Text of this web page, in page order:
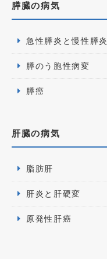
膵臓の病気
急性膵炎と慢性膵炎
膵のう胞性病変
膵癌
肝臓の病気
脂肪肝
肝炎と肝硬変
原発性肝癌